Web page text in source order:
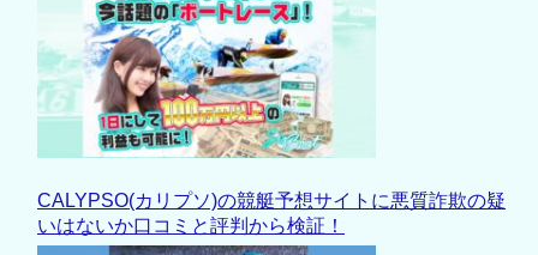
CALYPSO(カリプソ)の競艇予想サイトに悪質詐欺の疑
いはないか口コミと評判から検証！